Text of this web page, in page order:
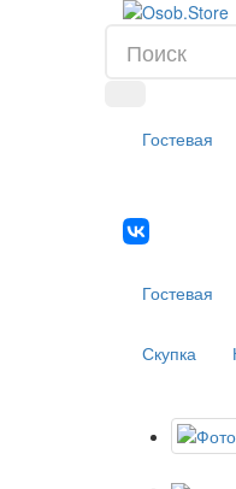
Гостевая
Гостевая
Скупка